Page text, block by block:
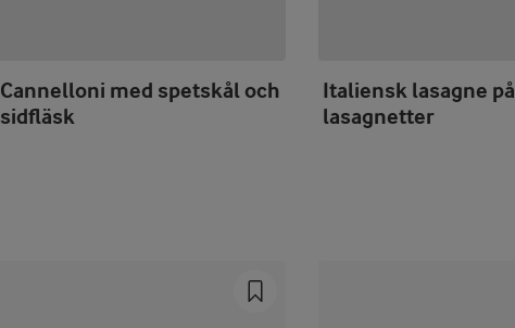
Cannelloni med spetskål och
sidfläsk
Italiensk lasagne på
lasagnetter